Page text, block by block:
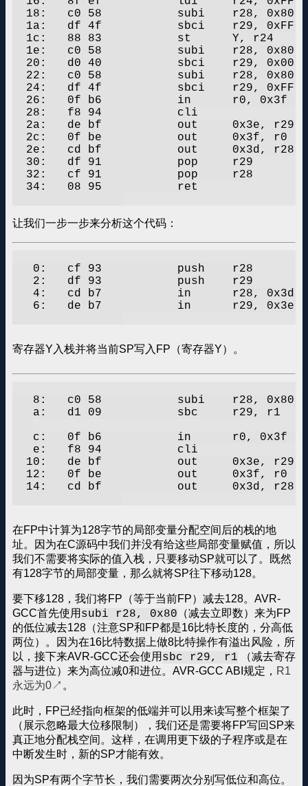
  18:	c0 58       	subi	r28, 0x80	; 128
  1a:	df 4f       	sbci	r29, 0xFF	; 255
  1c:	88 83       	st	Y, r24
  1e:	c0 58       	subi	r28, 0x80	; 128
  20:	d0 40       	sbci	r29, 0x00	; 0
  22:	c0 58       	subi	r28, 0x80	; 128
  24:	df 4f       	sbci	r29, 0xFF	; 255
  26:	0f b6       	in	r0, 0x3f	; 63
  28:	f8 94       	cli
  2a:	de bf       	out	0x3e, r29	; 62
  2c:	0f be       	out	0x3f, r0	; 63
  2e:	cd bf       	out	0x3d, r28	; 61
  30:	df 91       	pop	r29
  32:	cf 91       	pop	r28
  34:	08 95       	ret
让我们一步一步来分析这个代码：
   0:	cf 93       	push	r28
   2:	df 93       	push	r29
   4:	cd b7       	in	r28, 0x3d	; 61
   6:	de b7       	in	r29, 0x3e	; 62
寄存器Y入栈并将当前SP写入FP（寄存器Y）。
   8:	c0 58       	subi	r28, 0x80	; 128
   a:	d1 09       	sbc	r29, r1
   c:	0f b6       	in	r0, 0x3f	; 63
   e:	f8 94       	cli
  10:	de bf       	out	0x3e, r29	; 62
  12:	0f be       	out	0x3f, r0	; 63
  14:	cd bf       	out	0x3d, r28	; 61
在FP中计算为128字节的局部变量分配空间后的栈的地
址。因为在C源码中我们并没有给这些局部变量赋值，所以
我们不需要将实际的值入栈，只要移动SP就可以了。既然
有128字节的局部变量，那么就将SP往下移动128。
要下移128，我们将FP（等于当前FP）减去128。AVR-
GCC首先使用 subi r28, 0x80 （减去立即数）来为FP
的低位减去128（注意SP和FP都是16比特长度的，分高低
两位）。因为在16比特数据上做8比特操作有溢出风险，所
以，接下来AVR-GCC还会使用 sbc r29, r1 （减去寄存
器与进位）来为高位减0和进位。AVR-GCC ABI规定， R1
永远为0
。
此时，FP已经指向框架的低端并可以用来读写整个框架了
（展示忽略最大位移限制），我们还是需要将FP写回SP来
真正地分配栈空间。这样，在调用更下级的子程序或是在
中断发生时，新的SP才能有效。
因为SP有两个字节长，我们需要两次分别写低位和高位。